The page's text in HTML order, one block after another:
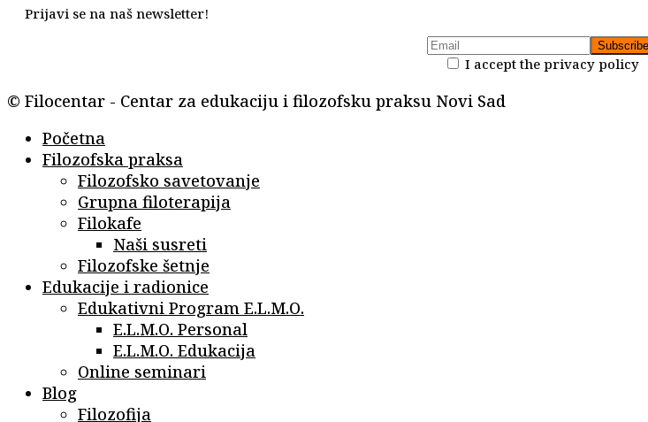
Prijavi se na naš newsletter!
I accept the privacy policy
© Filocentar - Centar za edukaciju i filozofsku praksu Novi Sad
Početna
Filozofska praksa
Filozofsko savetovanje
Grupna filoterapija
Filokafe
Naši susreti
Filozofske šetnje
Edukacije i radionice
Edukativni Program E.L.M.O.
E.L.M.O. Personal
E.L.M.O. Edukacija
Online seminari
Blog
Filozofija